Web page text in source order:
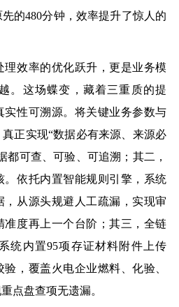
的480分钟，效率提升了惊人的
效率的优化跃升，更是业务模
。这场蝶变，藏着三重质的提
实性可溯源。将关键业务参数与
正实现“数据必有来源、来源必
都可查、可验、可追溯；其二，
。依托内置智能规则引擎，系统
，从源头规避人工疏漏，实现审
准度再上一个台阶；其三，全链
统内置95项存证材料附件上传
，覆盖火电企业燃料、化验、
点盘查项无遗漏。